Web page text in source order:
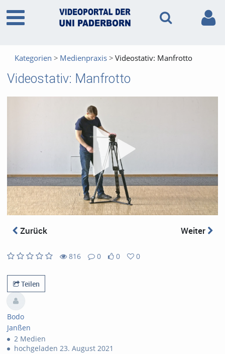
Kategorien Medienpraxis Videostativ: Manfrotto
Videostativ: Manfrotto
Zurück Weiter
816
views
0
Kommentare
0
likes
0
favorites
Teilen
Bodo
Janßen
2 Medien
hochgeladen 23. August 2021